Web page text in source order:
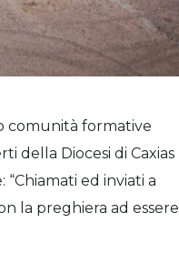
comunità formative
della Diocesi di Caxias
ed inviati a
la preghiera ad essere